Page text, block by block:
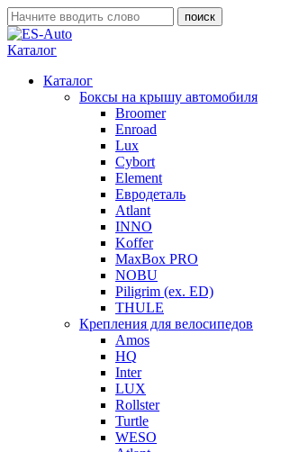
Каталог
Каталог
Боксы на крышу автомобиля
Broomer
Enroad
Lux
Cybort
Element
Евродеталь
Atlant
INNO
Koffer
MaxBox PRO
NOBU
Piligrim (ex. ED)
THULE
Крепления для велосипедов
Amos
HQ
Inter
LUX
Rollster
Turtle
WESO